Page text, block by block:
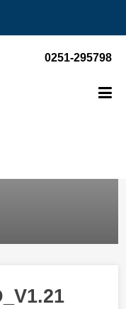
0251-295798